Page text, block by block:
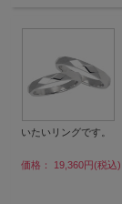
いたいリングです。
価格： 19,360円(税込)